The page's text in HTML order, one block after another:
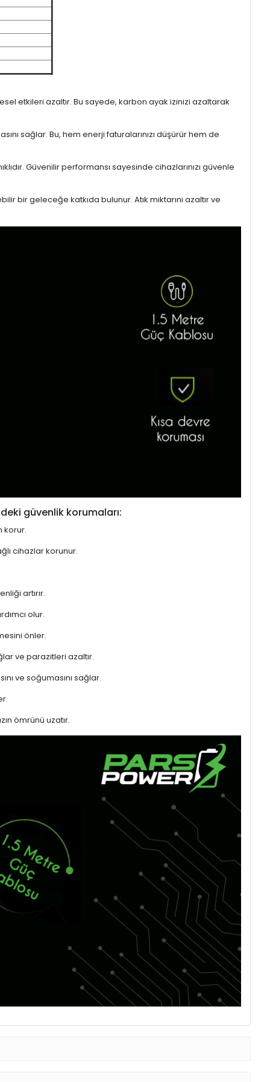
etkileri azaltır. Bu sayede, karbon ayak izinizi azaltarak
sağlar. Bu, hem enerji faturalarınızı düşürür hem de
Güvenilir performansı sayesinde cihazlarınızı güvenle
bir geleceğe katkıda bulunur. Atık miktarını azaltır ve
güvenlik korumaları:
korur.
cihazlar korunur.
artırır.
olur.
önler.
ve parazitleri azaltır.
ve soğumasını sağlar.
ömrünü uzatır.